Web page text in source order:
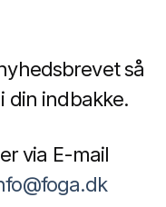
så
din indbakke.
via E-mail